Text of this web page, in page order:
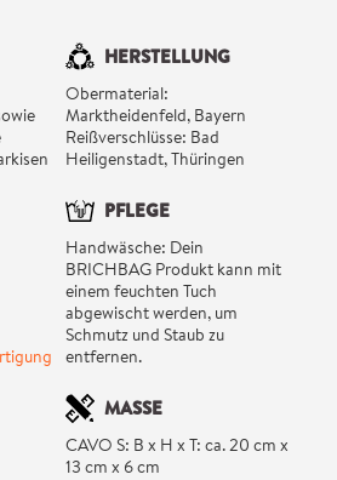
HERSTELLUNG
Obermaterial:
Marktheidenfeld, Bayern
Reißverschlüsse: Bad
Heiligenstadt, Thüringen
PFLEGE
Handwäsche: Dein
BRICHBAG Produkt kann mit
einem feuchten Tuch
abgewischt werden, um
Schmutz und Staub zu
entfernen.
MASSE
CAVO S: B x H x T: ca. 20 cm x
13 cm x 6 cm